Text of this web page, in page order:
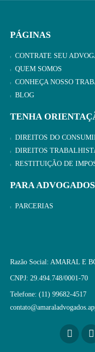
PÁGINAS
CONTRATE SEU
QUEM SOMOS
CONHEÇA NOSSO
BLOG
TENHA
DIREITOS DO
DIREITOS
RESTITUIÇÃO DE
PARA ADVOGADOS
PARCERIAS
Razão Social: AMARAL E
CNPJ: 29.494.748/0001-70
Telefone: (11) 99682-4517